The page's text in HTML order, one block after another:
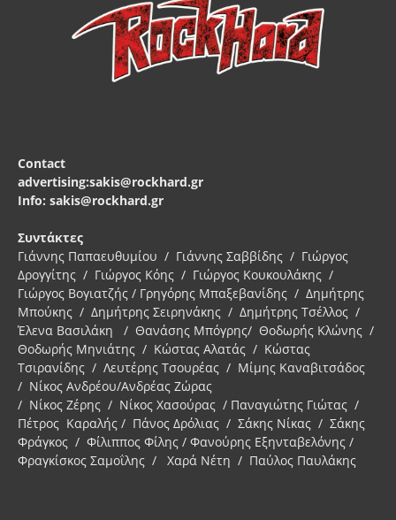
Contact
advertising:sakis@rockhard.gr
Info: sakis@rockhard.gr
Συντάκτες
Γιάννης Παπαευθυμίου / Γιάννης Σαββίδης / Γιώργος
Δρογγίτης / Γιώργος Κόης / Γιώργος Κουκουλάκης /
Γιώργος Βογιατζής / Γρηγόρης Μπαξεβανίδης / Δημήτρης
Μπούκης / Δημήτρης Σειρηνάκης / Δημήτρης Τσέλλος /
Έλενα Βασιλάκη / Θανάσης Μπόγρης/ Θοδωρής Κλώνης /
Θοδωρής Μηνιάτης / Κώστας Αλατάς / Κώστας
Τσιρανίδης / Λευτέρης Τσουρέας / Μίμης Καναβιτσάδος
/ Νίκος Ανδρέου/Ανδρέας Ζώρας
/ Νίκος Ζέρης / Νίκος Χασούρας / Παναγιώτης Γιώτας /
Πέτρος Καραλής / Πάνος Δρόλιας / Σάκης Νίκας / Σάκης
Φράγκος / Φίλιππος Φίλης / Φανούρης Εξηνταβελόνης /
Φραγκίσκος Σαμοΐλης / Χαρά Νέτη / Παύλος Παυλάκης